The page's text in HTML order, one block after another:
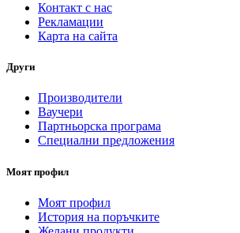
Контакт с нас
Рекламации
Карта на сайта
Други
Производители
Ваучери
Партньорска програма
Специални предложения
Моят профил
Моят профил
История на поръчките